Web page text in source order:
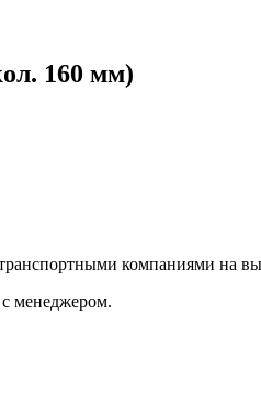
160 мм)
компаниями на
с менеджером.